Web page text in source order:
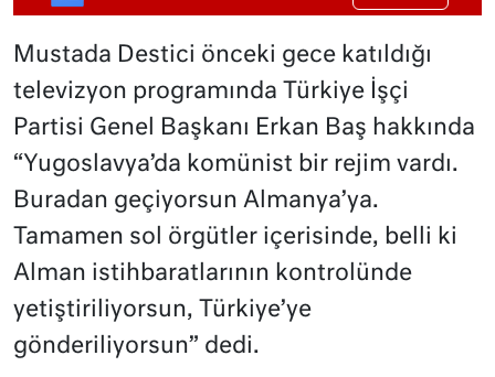
Mustada Destici önceki gece katıldığı
televizyon programında Türkiye İşçi
Partisi Genel Başkanı Erkan Baş hakkında
“Yugoslavya’da komünist bir rejim vardı.
Buradan geçiyorsun Almanya’ya.
Tamamen sol örgütler içerisinde, belli ki
Alman istihbaratlarının kontrolünde
yetiştiriliyorsun, Türkiye’ye
gönderiliyorsun” dedi.